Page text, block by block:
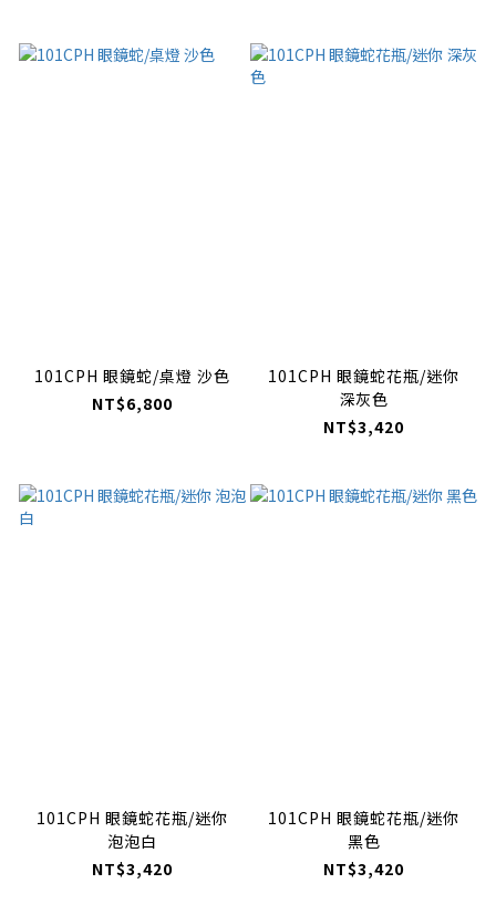
101CPH 眼鏡蛇/桌燈 沙色
NT$6,800
101CPH 眼鏡蛇花瓶/迷你
深灰色
NT$3,420
101CPH 眼鏡蛇花瓶/迷你
泡泡白
NT$3,420
101CPH 眼鏡蛇花瓶/迷你
黑色
NT$3,420